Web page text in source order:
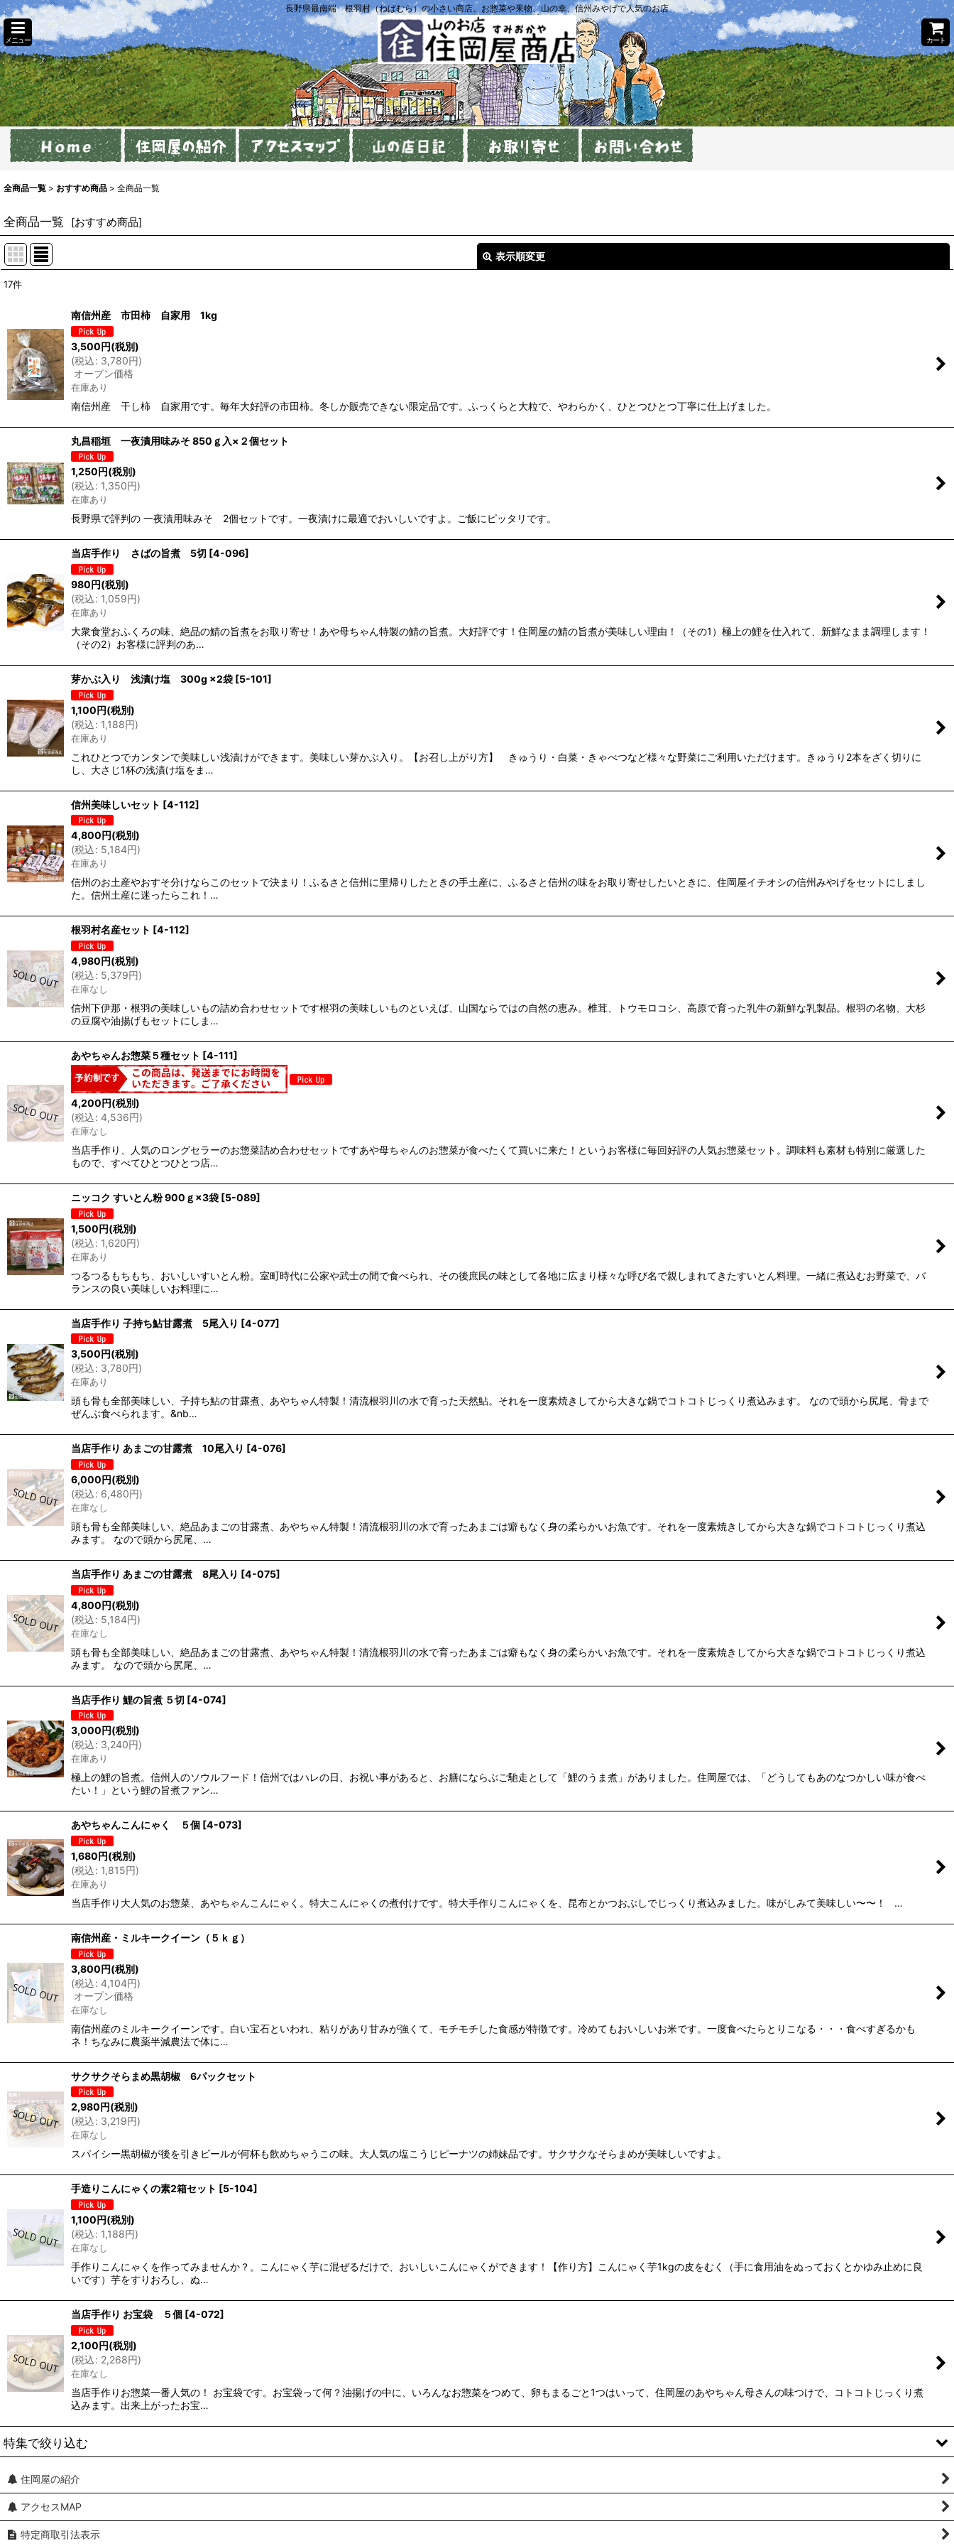
長野県最南端 根羽村（ねばむら）の小さい商店。お惣菜や果物、山の幸、信州みやげで人気のお店
メニュー カート
全商品一覧 > おすすめ商品 > 全商品一覧
全商品一覧 [おすすめ商品]
表示順変更
並び順:
17件
南信州産 市田柿 自家用 1kg
3,500円(税別)
(税込: 3,780円)
オープン価格
在庫あり
南信州産 干し柿 自家用です。毎年大好評の市田柿。冬しか販売できない限定品です。ふっくらと大粒で、やわらかく、ひとつひとつ丁寧に仕上げました。
丸昌稲垣 一夜漬用味みそ 850ｇ入×２個セット
1,250円(税別)
(税込: 1,350円)
在庫あり
長野県で評判の 一夜漬用味みそ 2個セットです。一夜漬けに最適でおいしいですよ。ご飯にピッタリです。
当店手作り さばの旨煮 5切 [4-096]
980円(税別)
(税込: 1,059円)
在庫あり
大衆食堂おふくろの味、絶品の鯖の旨煮をお取り寄せ！あや母ちゃん特製の鯖の旨煮。大好評です！住岡屋の鯖の旨煮が美味しい理由！（その1）極上の鯉を仕入れて、新鮮なまま調理します！
（その2）お客様に評判のあ…
芽かぶ入り 浅漬け塩 300g ×2袋 [5-101]
1,100円(税別)
(税込: 1,188円)
在庫あり
これひとつでカンタンで美味しい浅漬けができます。美味しい芽かぶ入り。【お召し上がり方】 きゅうり・白菜・きゃべつなど様々な野菜にご利用いただけます。きゅうり2本をざく切りに
し、大さじ1杯の浅漬け塩をま…
信州美味しいセット [4-112]
4,800円(税別)
(税込: 5,184円)
在庫あり
信州のお土産やおすそ分けならこのセットで決まり！ふるさと信州に里帰りしたときの手土産に、ふるさと信州の味をお取り寄せしたいときに、住岡屋イチオシの信州みやげをセットにしまし
た。信州土産に迷ったらこれ！…
根羽村名産セット [4-112]
4,980円(税別)
(税込: 5,379円)
在庫なし
信州下伊那・根羽の美味しいもの詰め合わせセットです根羽の美味しいものといえば、山国ならではの自然の恵み。椎茸、トウモロコシ、高原で育った乳牛の新鮮な乳製品。根羽の名物、大杉
の豆腐や油揚げもセットにしま…
あやちゃんお惣菜５種セット [4-111]
4,200円(税別)
(税込: 4,536円)
在庫なし
当店手作り、人気のロングセラーのお惣菜詰め合わせセットですあや母ちゃんのお惣菜が食べたくて買いに来た！というお客様に毎回好評の人気お惣菜セット。調味料も素材も特別に厳選した
もので、すべてひとつひとつ店…
ニッコク すいとん粉 900ｇ×3袋 [5-089]
1,500円(税別)
(税込: 1,620円)
在庫あり
つるつるもちもち、おいしいすいとん粉。室町時代に公家や武士の間で食べられ、その後庶民の味として各地に広まり様々な呼び名で親しまれてきたすいとん料理。一緒に煮込むお野菜で、バ
ランスの良い美味しいお料理に…
当店手作り 子持ち鮎甘露煮 5尾入り [4-077]
3,500円(税別)
(税込: 3,780円)
在庫あり
頭も骨も全部美味しい、子持ち鮎の甘露煮、あやちゃん特製！清流根羽川の水で育った天然鮎。それを一度素焼きしてから大きな鍋でコトコトじっくり煮込みます。 なので頭から尻尾、骨まで
ぜんぶ食べられます。&nb…
当店手作り あまごの甘露煮 10尾入り [4-076]
6,000円(税別)
(税込: 6,480円)
在庫なし
頭も骨も全部美味しい、絶品あまごの甘露煮、あやちゃん特製！清流根羽川の水で育ったあまごは癖もなく身の柔らかいお魚です。それを一度素焼きしてから大きな鍋でコトコトじっくり煮込
みます。 なので頭から尻尾、…
当店手作り あまごの甘露煮 8尾入り [4-075]
4,800円(税別)
(税込: 5,184円)
在庫なし
頭も骨も全部美味しい、絶品あまごの甘露煮、あやちゃん特製！清流根羽川の水で育ったあまごは癖もなく身の柔らかいお魚です。それを一度素焼きしてから大きな鍋でコトコトじっくり煮込
みます。 なので頭から尻尾、…
当店手作り 鯉の旨煮 ５切 [4-074]
3,000円(税別)
(税込: 3,240円)
在庫あり
極上の鯉の旨煮。信州人のソウルフード！信州ではハレの日、お祝い事があると、お膳にならぶご馳走として「鯉のうま煮」がありました。住岡屋では、「どうしてもあのなつかしい味が食べ
たい！」という鯉の旨煮ファン…
あやちゃんこんにゃく ５個 [4-073]
1,680円(税別)
(税込: 1,815円)
在庫あり
当店手作り大人気のお惣菜、あやちゃんこんにゃく。特大こんにゃくの煮付けです。特大手作りこんにゃくを、昆布とかつおぶしでじっくり煮込みました。味がしみて美味しい〜〜！ …
南信州産・ミルキークイーン（５ｋｇ）
3,800円(税別)
(税込: 4,104円)
オープン価格
在庫なし
南信州産のミルキークイーンです。白い宝石といわれ、粘りがあり甘みが強くて、モチモチした食感が特徴です。冷めてもおいしいお米です。一度食べたらとりこなる・・・食べすぎるかも
ネ！ちなみに農薬半減農法で体に…
サクサクそらまめ黒胡椒 6パックセット
2,980円(税別)
(税込: 3,219円)
在庫なし
スパイシー黒胡椒が後を引きビールが何杯も飲めちゃうこの味。大人気の塩こうじピーナツの姉妹品です。サクサクなそらまめが美味しいですよ。
手造りこんにゃくの素2箱セット [5-104]
1,100円(税別)
(税込: 1,188円)
在庫なし
手作りこんにゃくを作ってみませんか？。こんにゃく芋に混ぜるだけで、おいしいこんにゃくができます！【作り方】こんにゃく芋1kgの皮をむく（手に食用油をぬっておくとかゆみ止めに良
いです）芋をすりおろし、ぬ…
当店手作り お宝袋 ５個 [4-072]
2,100円(税別)
(税込: 2,268円)
在庫なし
当店手作りお惣菜一番人気の！ お宝袋です。お宝袋って何？油揚げの中に、いろんなお惣菜をつめて、卵もまるごと1つはいって、住岡屋のあやちゃん母さんの味つけで、コトコトじっくり煮
込みます。出来上がったお宝…
特集で絞り込む
全商品一覧
通年商品
春のみ 限定商品
住岡屋の紹介
アクセスMAP
特定商取引法表示